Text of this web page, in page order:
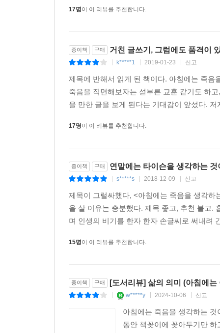
것이 그의 바람이다. 많은 것들에 확신이 없지만
“‘왜 만화 연재가 늦어지는 거지’, ‘왜 디저트가 맛
17명이 이 리뷰를 추천합니다.
종이책 구매 거친 글쓰기, 그럼에도 품격이
k*****1 2019-01-23 신고
제목에 반해서 읽게 된 책이다. 아침에는 죽음
죽음을 직면해보자는 섣부른 교훈 같기도 하
을 만한 글을 보게 된다는 기대감이 앞섰다.
17명이 이 리뷰를 추천합니다.
종이책 구매 연말에는 타이슨을 생각하는 것
s*****s 2018-12-09 신고
제목이 그럴싸했다, <아침에는 죽음을 생각하
을 살 이유는 충분했다. 제목 좋고, 추천 붙고.
며 인생의 비기를 한자 한자 손글씨로 써내려
15명이 이 리뷰를 추천합니다.
종이책 구매 [도서리뷰] 삶의 의미 (아침에
w*****y 2024-10-06 신고
아침에는 죽음을 생각하는
동안 책꽂이에 꽂아두기만 하